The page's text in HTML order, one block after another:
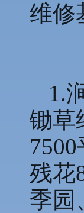
维修
1.
锄草
残花
季园